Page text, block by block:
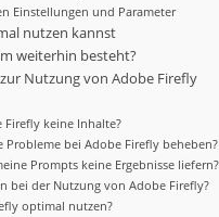
Einstellungen und Parameter
nutzen kannst
weiterhin besteht?
Nutzung von Adobe Firefly
Firefly keine Inhalte?
Probleme bei Adobe Firefly beheben?
Prompts keine Ergebnisse liefern?
bei der Nutzung von Adobe Firefly?
optimal nutzen?